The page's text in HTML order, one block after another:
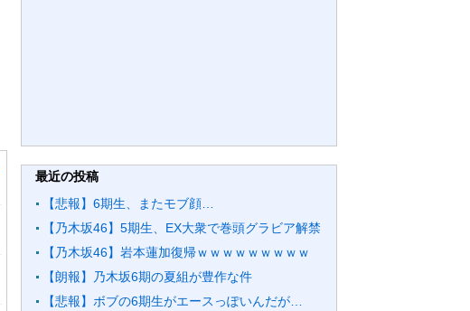
最近の投稿
【悲報】6期生、またモブ顔…
【乃木坂46】5期生、EX大衆で巻頭グラビア解禁
【乃木坂46】岩本蓮加復帰ｗｗｗｗｗｗｗｗｗ
【朗報】乃木坂6期の夏組が豊作な件
【悲報】ボブの6期生がエースっぽいんだが…